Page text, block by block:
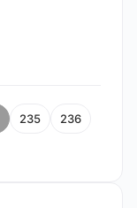
235 236